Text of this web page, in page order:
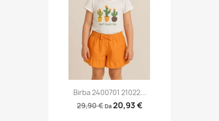
Birba 2400701 21022...
29,90 € Da 20,93 €